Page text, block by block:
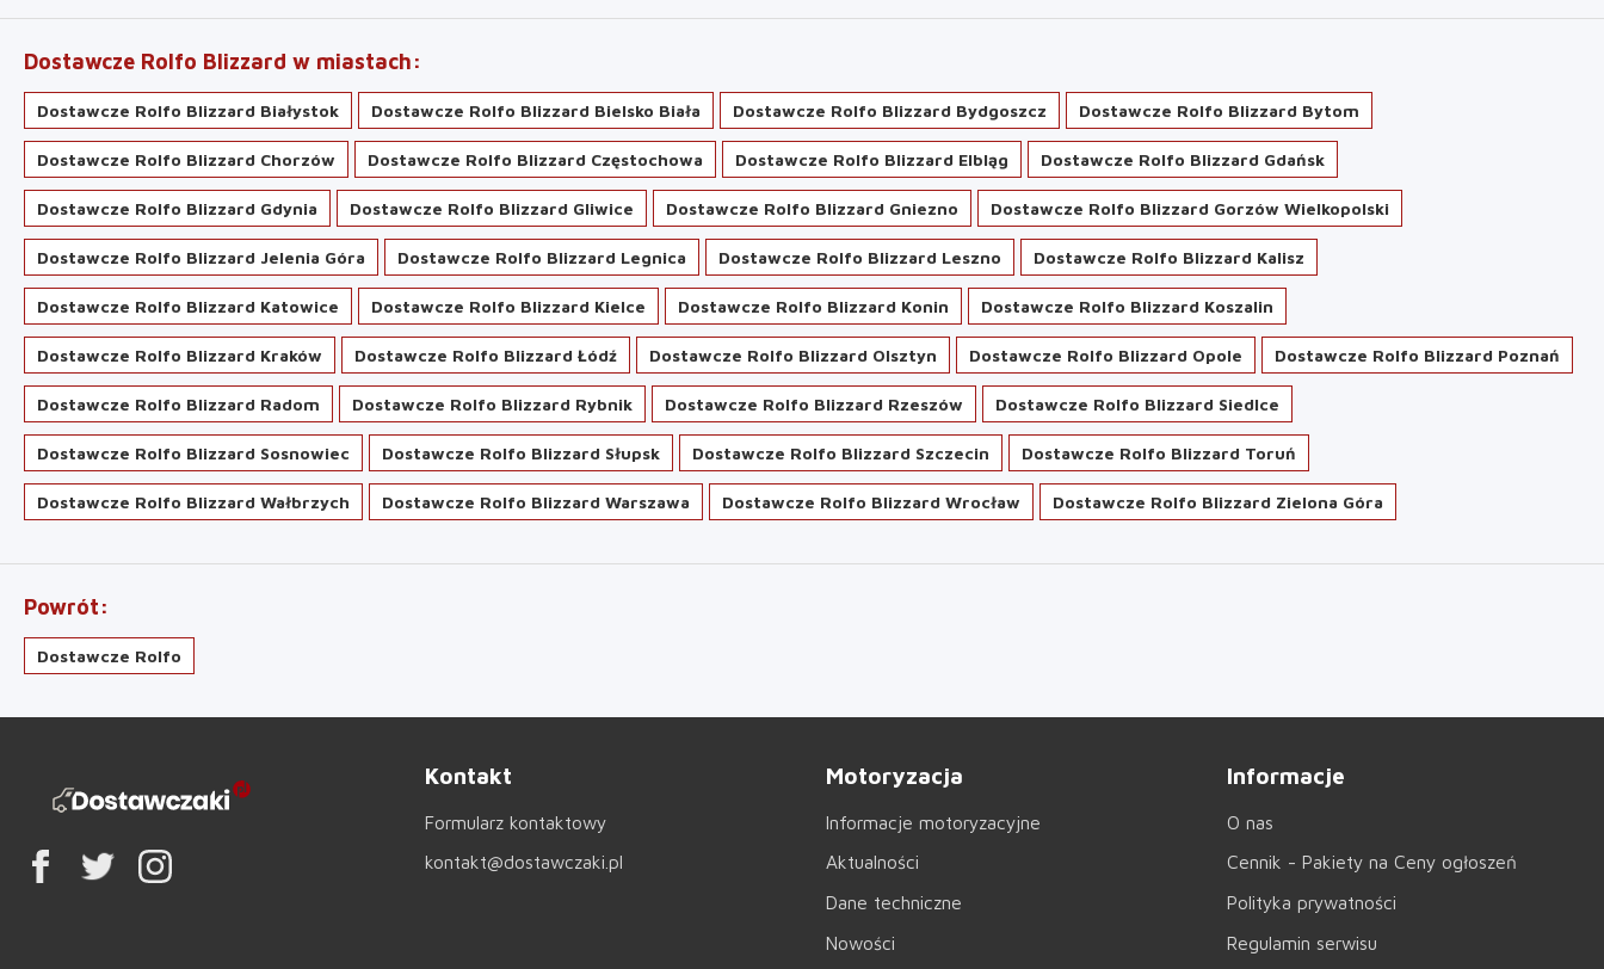
Dostawcze Rolfo Blizzard w miastach
Dostawcze Rolfo Blizzard Białystok Dostawcze Rolfo Blizzard Bielsko Biała Dostawcze Rolfo Blizzard Bydgoszcz Dostawcze Rolfo Blizzard Bytom
Dostawcze Rolfo Blizzard Chorzów Dostawcze Rolfo Blizzard Częstochowa Dostawcze Rolfo Blizzard Elbląg Dostawcze Rolfo Blizzard Gdańsk
Dostawcze Rolfo Blizzard Gdynia Dostawcze Rolfo Blizzard Gliwice Dostawcze Rolfo Blizzard Gniezno Dostawcze Rolfo Blizzard Gorzów Wielkopolski
Dostawcze Rolfo Blizzard Jelenia Góra Dostawcze Rolfo Blizzard Legnica Dostawcze Rolfo Blizzard Leszno Dostawcze Rolfo Blizzard Kalisz
Dostawcze Rolfo Blizzard Katowice Dostawcze Rolfo Blizzard Kielce Dostawcze Rolfo Blizzard Konin Dostawcze Rolfo Blizzard Koszalin
Dostawcze Rolfo Blizzard Kraków Dostawcze Rolfo Blizzard Łódź Dostawcze Rolfo Blizzard Olsztyn Dostawcze Rolfo Blizzard Opole Dostawcze Rolfo Blizzard Poznań
Dostawcze Rolfo Blizzard Radom Dostawcze Rolfo Blizzard Rybnik Dostawcze Rolfo Blizzard Rzeszów Dostawcze Rolfo Blizzard Siedlce
Dostawcze Rolfo Blizzard Sosnowiec Dostawcze Rolfo Blizzard Słupsk Dostawcze Rolfo Blizzard Szczecin Dostawcze Rolfo Blizzard Toruń
Dostawcze Rolfo Blizzard Wałbrzych Dostawcze Rolfo Blizzard Warszawa Dostawcze Rolfo Blizzard Wrocław Dostawcze Rolfo Blizzard Zielona Góra
Powrót
Dostawcze Rolfo
Kontakt
Formularz kontaktowy
kontakt@dostawczaki.pl
Motoryzacja
Informacje motoryzacyjne
Aktualności
Dane techniczne
Nowości
Informacje
O nas
Cennik - Pakiety na Ceny ogłoszeń
Polityka prywatności
Regulamin serwisu